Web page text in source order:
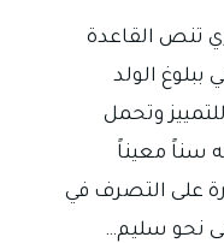
تنص القاعدة
ببلوغ الولد
وتحمل
سناً معيناً
على التصرف في
نحو سليم…